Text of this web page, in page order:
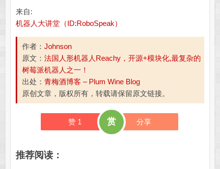
来自:
机器人大讲堂（ID:RoboSpeak）
作者： Johnson
原文： 法国人形机器人Reachy，开源+模块化,最复杂的
树莓派机器人之一！
出处： 青梅酒博客 – Plum Wine Blog
原创文章，版权所有，转载请保留原文链接。
赞 1 赏 分享
推荐阅读：